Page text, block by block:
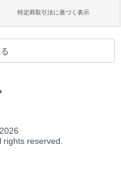
特定商取引法に基づく表示
2026
reserved.